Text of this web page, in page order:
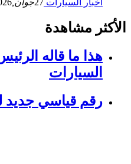
الأكثر مشاهدة
هذا ما قاله
السيارات
رقم قياسي جديد